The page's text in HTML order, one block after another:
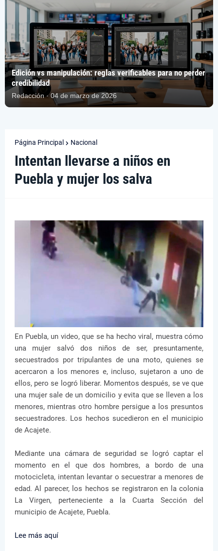
Edición vs manipulación: reglas verificables para no perder
credibilidad
Redacción · 04 de marzo de 2026
Página Principal Nacional
Intentan llevarse a niños en
Puebla y mujer los salva
En Puebla, un video, que se ha hecho viral, muestra cómo
una mujer salvó dos niños de ser, presuntamente,
secuestrados por tripulantes de una moto, quienes se
acercaron a los menores e, incluso, sujetaron a uno de
ellos, pero se logró liberar. Momentos después, se ve que
una mujer sale de un domicilio y evita que se lleven a los
menores, mientras otro hombre persigue a los presuntos
secuestradores. Los hechos sucedieron en el municipio
de Acajete.
Mediante una cámara de seguridad se logró captar el
momento en el que dos hombres, a bordo de una
motocicleta, intentan levantar o secuestrar a menores de
edad. Al parecer, los hechos se registraron en la colonia
La Virgen, perteneciente a la Cuarta Sección del
municipio de Acajete, Puebla.
Lee más aquí